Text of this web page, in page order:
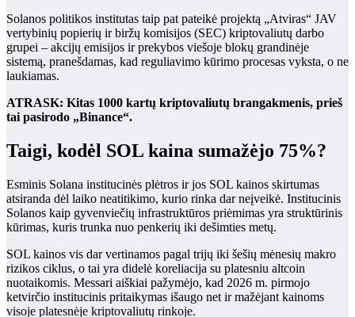
Solanos politikos institutas taip pat pateikė projektą „Atviras“ JAV
vertybinių popierių ir biržų komisijos (SEC) kriptovaliutų darbo
grupei – akcijų emisijos ir prekybos viešoje blokų grandinėje
sistemą, pranešdamas, kad reguliavimo kūrimo procesas vyksta, o ne
laukiamas.
ATRASK: Kitas 1000 kartų kriptovaliutų brangakmenis, prieš
tai pasirodo „Binance“.
Taigi, kodėl SOL kaina sumažėjo 75%?
Esminis Solana institucinės plėtros ir jos SOL kainos skirtumas
atsiranda dėl laiko neatitikimo, kurio rinka dar neįveikė. Institucinis
Solanos kaip gyvenviečių infrastruktūros priėmimas yra struktūrinis
kūrimas, kuris trunka nuo penkerių iki dešimties metų.
SOL kainos vis dar vertinamos pagal trijų iki šešių mėnesių makro
rizikos ciklus, o tai yra didelė koreliacija su platesniu altcoin
nuotaikomis. Messari aiškiai pažymėjo, kad 2026 m. pirmojo
ketvirčio institucinis pritaikymas išaugo net ir mažėjant kainoms
visoje platesnėje kriptovaliutų rinkoje.